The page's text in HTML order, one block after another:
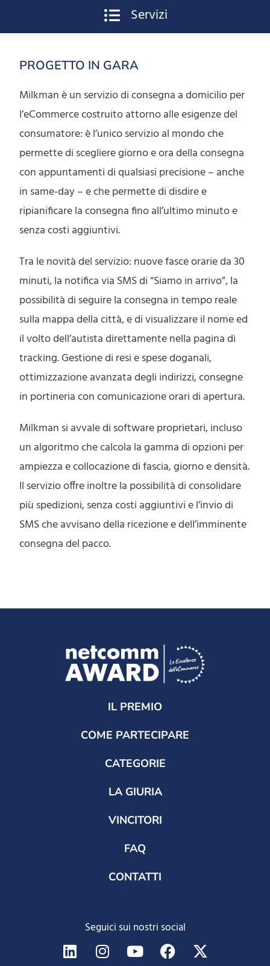
Servizi
PROGETTO IN GARA
Milkman è un servizio di consegna a domicilio per
l’eCommerce costruito attorno alle esigenze del
consumatore: è l’unico servizio al mondo che
permette di scegliere giorno e ora della consegna
con appuntamenti di qualsiasi precisione – anche
in same-day – e che permette di disdire e
ripianificare la consegna fino all’ultimo minuto e
senza costi aggiuntivi.
Tra le novità del servizio: nuove fasce orarie da 30
minuti, la notifica via SMS di “Siamo in arrivo”, la
possibilità di seguire la consegna in tempo reale
sulla mappa della città, e di visualizzare il nome ed
il volto dell’autista direttamente nella pagina di
tracking. Gestione di resi e spese doganali,
ottimizzazione avanzata degli indirizzi, consegne
in portineria con comunicazione orari di apertura.
Milkman si avvale di software proprietari, incluso
un algoritmo che calcola la gamma di opzioni per
ampiezza e collocazione di fascia, giorno e densità.
Il servizio offre inoltre la possibilità di consolidare
più spedizioni, senza costi aggiuntivi e l’invio di
SMS che avvisano della ricezione e dell’imminente
consegna del pacco.
IL PREMIO
COME PARTECIPARE
CATEGORIE
LA GIURIA
VINCITORI
FAQ
CONTATTI
Seguici sui nostri social